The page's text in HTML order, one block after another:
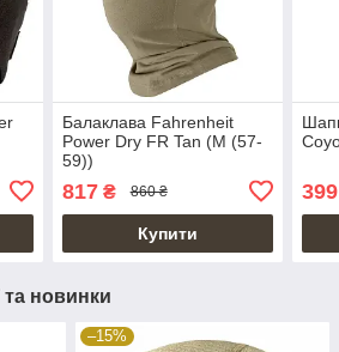
Балаклава Fahrenheit
Power Dry FR Tan (M (57-
59))
817₴ 860 ₴
Купити
399
та новинки
–15%